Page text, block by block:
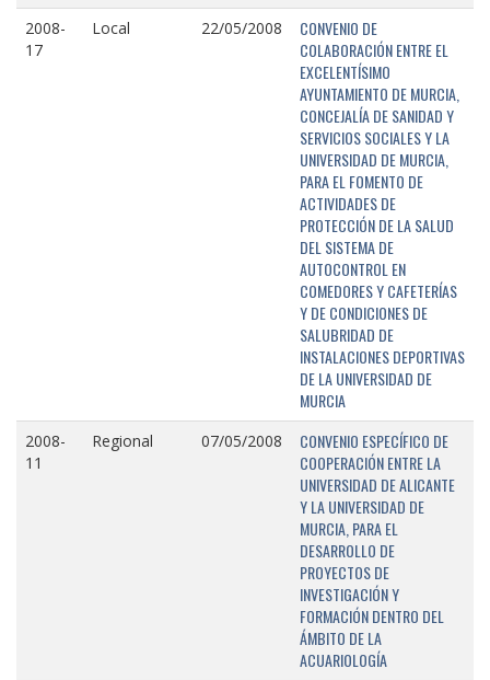
2008-
17
Local 22/05/2008
CONVENIO DE
COLABORACIÓN ENTRE EL
EXCELENTÍSIMO
AYUNTAMIENTO DE MURCIA,
CONCEJALÍA DE SANIDAD Y
SERVICIOS SOCIALES Y LA
UNIVERSIDAD DE MURCIA,
PARA EL FOMENTO DE
ACTIVIDADES DE
PROTECCIÓN DE LA SALUD
DEL SISTEMA DE
AUTOCONTROL EN
COMEDORES Y CAFETERÍAS
Y DE CONDICIONES DE
SALUBRIDAD DE
INSTALACIONES DEPORTIVAS
DE LA UNIVERSIDAD DE
MURCIA
2008-
11
Regional 07/05/2008
CONVENIO ESPECÍFICO DE
COOPERACIÓN ENTRE LA
UNIVERSIDAD DE ALICANTE
Y LA UNIVERSIDAD DE
MURCIA, PARA EL
DESARROLLO DE
PROYECTOS DE
INVESTIGACIÓN Y
FORMACIÓN DENTRO DEL
ÁMBITO DE LA
ACUARIOLOGÍA